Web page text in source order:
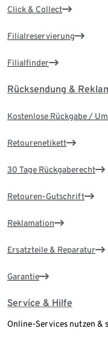
Click & Collect
Filialreservierung
Filialfinder
Rücksendung &
Kostenlose Rückgabe /
Retourenetikett
30 Tage Rückgaberecht
Retouren-Gutschrift
Reklamation
Ersatzteile & Reparatur
Garantie
Service & Hilfe
Online-Services nutzen &